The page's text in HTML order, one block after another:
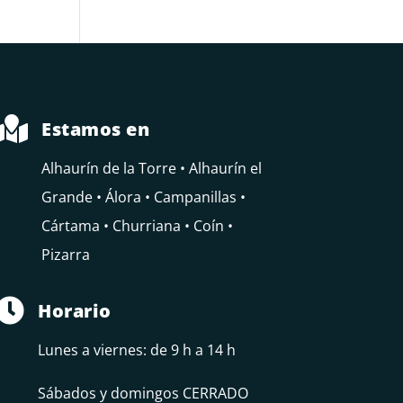
Estamos en
Alhaurín de la Torre • Alhaurín el
Grande • Álora • Campanillas •
Cártama • Churriana • Coín •
Pizarra
Horario
Lunes a viernes: de 9 h a 14 h
Sábados y domingos CERRADO